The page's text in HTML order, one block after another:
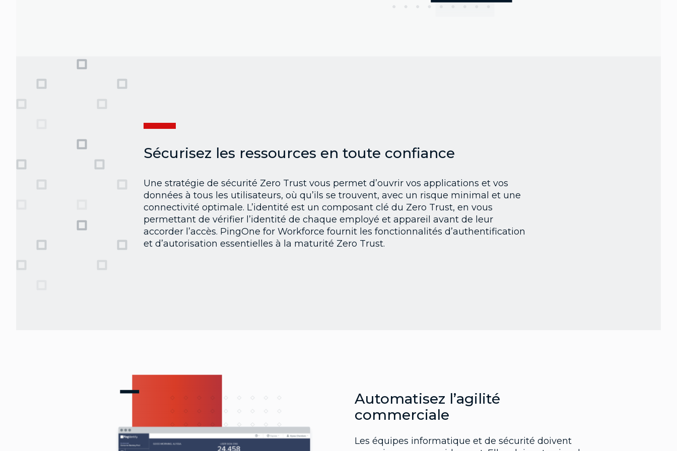
Sécurisez les ressources en toute confiance
Une stratégie de sécurité Zero Trust vous permet d’ouvrir vos applications et vos
données à tous les utilisateurs, où qu’ils se trouvent, avec un risque minimal et une
connectivité optimale. L’identité est un composant clé du Zero Trust, en vous
permettant de vérifier l’identité de chaque employé et appareil avant de leur
accorder l’accès. PingOne for Workforce fournit les fonctionnalités d’authentification
et d’autorisation essentielles à la maturité Zero Trust.
Automatisez l’agilité
commerciale
Les équipes informatique et de sécurité doivent